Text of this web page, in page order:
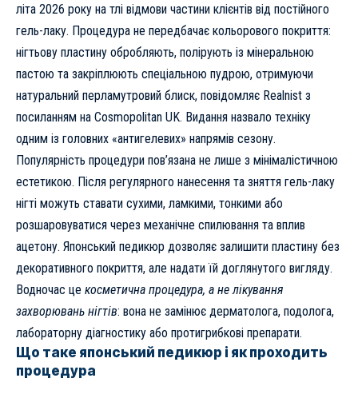
літа 2026 року на тлі відмови частини клієнтів від постійного
гель-лаку. Процедура не передбачає кольорового покриття:
нігтьову пластину обробляють, полірують із мінеральною
пастою та закріплюють спеціальною пудрою, отримуючи
натуральний перламутровий блиск, повідомляє Realnist з
посиланням на Cosmopolitan UK. Видання назвало техніку
одним із головних «антигелевих» напрямів сезону.
Популярність процедури пов’язана не лише з мінімалістичною
естетикою. Після регулярного нанесення та зняття гель-лаку
нігті можуть ставати сухими, ламкими, тонкими або
розшаровуватися через механічне спилювання та вплив
ацетону. Японський педикюр дозволяє залишити пластину без
декоративного покриття, але надати їй доглянутого вигляду.
Водночас це косметична процедура, а не лікування
захворювань нігтів: вона не замінює дерматолога, подолога,
лабораторну діагностику або протигрибкові препарати.
Що таке японський педикюр і як проходить
процедура